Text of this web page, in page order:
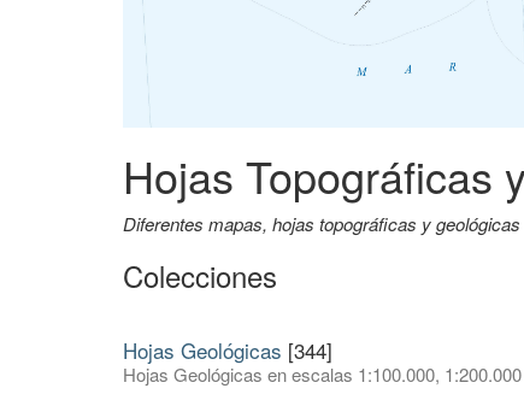
Hojas Topográficas
Diferentes mapas, hojas topográficas y
Colecciones
Hojas Geológicas [344]
Hojas Geológicas en escalas 1:100.000,